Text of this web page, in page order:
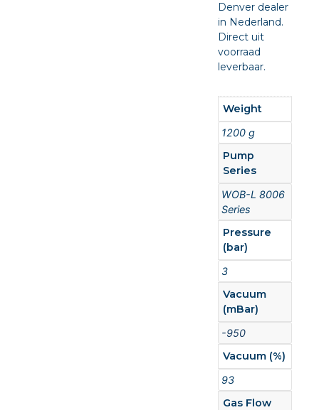
Denver dealer
in Nederland.
Direct uit
voorraad
leverbaar.
Weight
1200 g
Pump
Series
WOB-L 8006
Series
Pressure
(bar)
3
Vacuum
(mBar)
-950
Vacuum (%)
93
Gas Flow